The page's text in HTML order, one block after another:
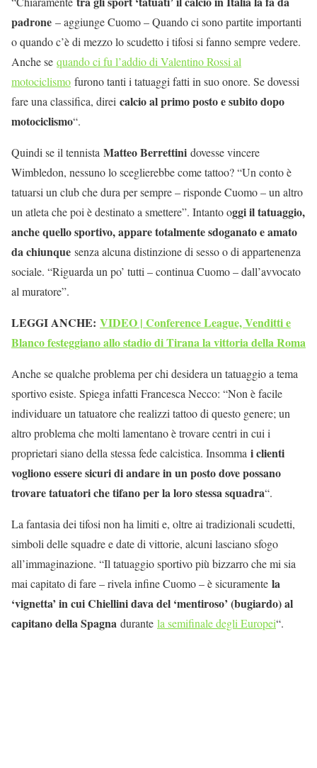
padrone – aggiunge Cuomo – Quando ci sono partite importanti
o quando c’è di mezzo lo scudetto i tifosi si fanno sempre vedere.
Anche se quando ci fu l’addio di Valentino Rossi al
motociclismo furono tanti i tatuaggi fatti in suo onore. Se dovessi
fare una classifica, direi calcio al primo posto e subito dopo
motociclismo“.
Quindi se il tennista Matteo Berrettini dovesse vincere
Wimbledon, nessuno lo sceglierebbe come tattoo? “Un conto è
tatuarsi un club che dura per sempre – risponde Cuomo – un altro
un atleta che poi è destinato a smettere”. Intanto oggi il tatuaggio,
anche quello sportivo, appare totalmente sdoganato e amato
da chiunque senza alcuna distinzione di sesso o di appartenenza
sociale. “Riguarda un po’ tutti – continua Cuomo – dall’avvocato
al muratore”.
LEGGI ANCHE: VIDEO | Conference League, Venditti e
Blanco festeggiano allo stadio di Tirana la vittoria della Roma
Anche se qualche problema per chi desidera un tatuaggio a tema
sportivo esiste. Spiega infatti Francesca Necco: “Non è facile
individuare un tatuatore che realizzi tattoo di questo genere; un
altro problema che molti lamentano è trovare centri in cui i
proprietari siano della stessa fede calcistica. Insomma i clienti
vogliono essere sicuri di andare in un posto dove possano
trovare tatuatori che tifano per la loro stessa squadra“.
La fantasia dei tifosi non ha limiti e, oltre ai tradizionali scudetti,
simboli delle squadre e date di vittorie, alcuni lasciano sfogo
all’immaginazione. “Il tatuaggio sportivo più bizzarro che mi sia
mai capitato di fare – rivela infine Cuomo – è sicuramente la
‘vignetta’ in cui Chiellini dava del ‘mentiroso’ (bugiardo) al
capitano della Spagna durante la semifinale degli Europei“.